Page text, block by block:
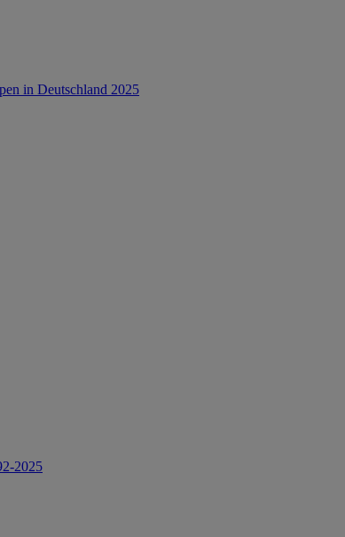
in Deutschland 2025
2025